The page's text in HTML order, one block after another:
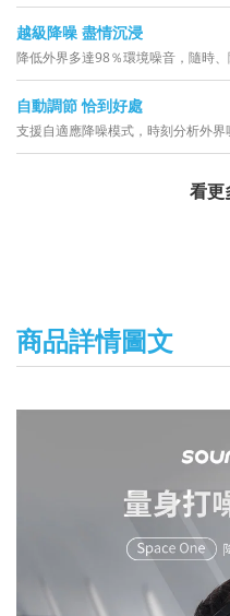
越級降噪 盡情沉浸
降低外界多達98％環境噪音，隨時
自動調節 恰到好處
支援自適應降噪模式，時刻分析外
看
商品詳情圖文